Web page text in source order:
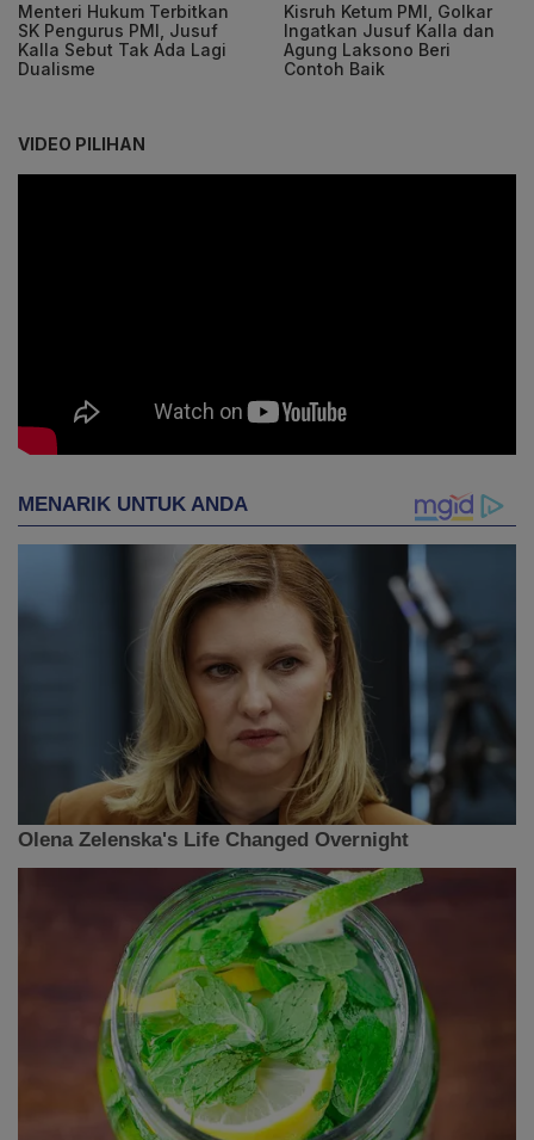
Menteri Hukum Terbitkan
SK Pengurus PMI, Jusuf
Kalla Sebut Tak Ada Lagi
Dualisme
Kisruh Ketum PMI, Golkar
Ingatkan Jusuf Kalla dan
Agung Laksono Beri
Contoh Baik
VIDEO PILIHAN